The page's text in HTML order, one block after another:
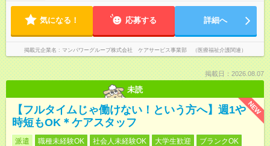
気になる！ 応募する 詳細へ
掲載元企業名 マンパワーグループ株式会社 ケアサービス事業部 （医療福祉介護関連）
掲載日：2026.08.07
未読
NEW
【フルタイムじゃ働けない！という方へ】週1や
時短もOK＊ケアスタッフ
派遣 職種未経験OK 社会人未経験OK 大学生歓迎
ブランクOK